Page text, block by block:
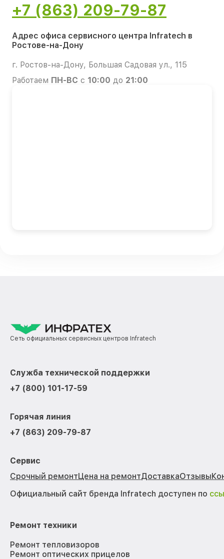
+7 (863) 209-79-87
Адрес офиса сервисного центра Infratech в
Ростове-на-Дону
г. Ростов-на-Дону, Большая Садовая ул., 115
Работаем ПН-ВС с 10:00 до 21:00
Сеть официальных сервисных центров Infratech
Служба технической поддержки
+7 (800) 101-17-59
Горячая линия
+7 (863) 209-79-87
Сервис
Срочный ремонтЦена на ремонтДоставкаОтзывы
Официальный сайт бренда Infratech доступен по
Ремонт техники
Ремонт тепловизоров
Ремонт оптических прицелов